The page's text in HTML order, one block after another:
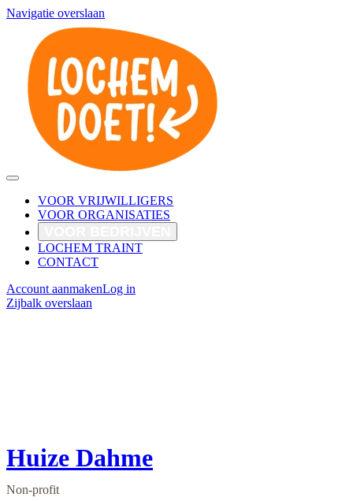
Navigatie overslaan
VOOR VRIJWILLIGERS
VOOR ORGANISATIES
LOCHEM TRAINT
CONTACT
Account aanmakenLog in
Zijbalk overslaan
Huize Dahme
Non-profit